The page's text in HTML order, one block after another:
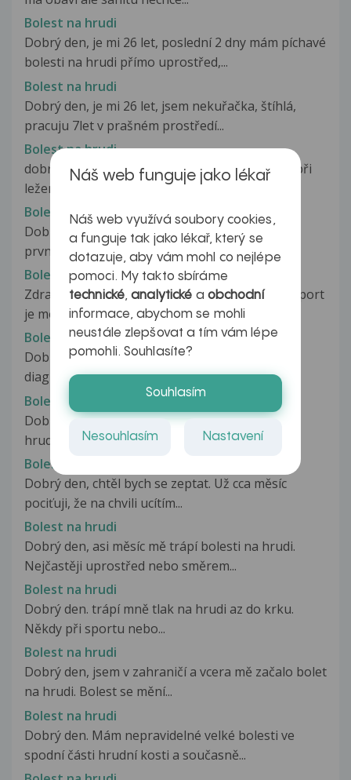
Bolest na hrudi
Dobrý den, je mi 26 let, poslední 2 dny mám píchavé
bolesti na hrudi přímo uprostřed,...
Bolest na hrudi
Dobrý den, je mi 26 let, jsem nekuřačka, štíhlá,
pracuju 7let v prašném prostředí...
Bolest na hrudi
dobrý den, už dlouho mě trápí jeden problém. při
ležení mě, celkem dost, bolí...
Bolest na hrudi
Dobrý den, je mi téměř 25 let, mám přesně rok
prvním porodu. 9 měsíců jsem kojila....
Bolest na hrudi
Zdravím všechny a prosím o radu!!! Je mi 29let sport
je moje droga nekouřím...
Bolest na hrudi
Dobrý den. Chtěl bych se poradit na postup
diagnostiky mého problému. Nejprve...
Bolest na hrudi
Dobrý den přibližně již dva roky mám bolest na
hrudi, více na levé straně. Před...
Bolest na hrudi
Dobrý den, chtěl bych se zeptat. Už cca měsíc
pociťuji, že na chvili ucítím...
Bolest na hrudi
Dobrý den, asi měsíc mě trápí bolesti na hrudi.
Nejčastěji uprostřed nebo směrem...
Bolest na hrudi
Dobrý den. trápí mně tlak na hrudi az do krku.
Někdy při sportu nebo...
Bolest na hrudi
Dobrý den, jsem v zahraničí a vcera mě začalo bolet
na hrudi. Bolest se mění...
Bolest na hrudi
Dobrý den. Mám nepravidelné velké bolesti ve
spodní části hrudní kosti a současně...
Náš web funguje jako lékař
Náš web využívá soubory cookies,
a funguje tak jako lékař, který se
dotazuje, aby vám mohl co nejlépe
pomoci. My takto sbíráme
technické,analytické a obchodní
informace, abychom se mohli
neustále zlepšovat a tím vám lépe
pomohli. Souhlasíte?
Souhlasím
Nesouhlasím Nastavení